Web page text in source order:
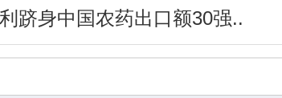
跻身中国农药出口额30强..